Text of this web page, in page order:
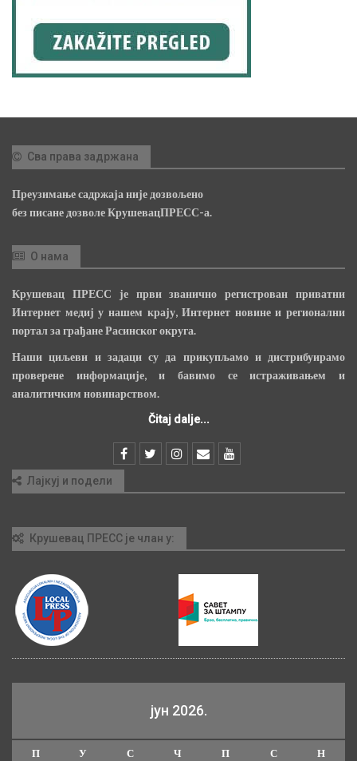
Сва права задржана
Преузимање садржаја није дозвољено
без писане дозволе КрушевацПРЕСС-а.
О нама
Крушевац ПРЕСС је први званично регистрован приватни
Интернет медиј у нашем крају, Интернет новине и регионални
портал за грађане Расинског округа.
Наши циљеви и задаци су да прикупљамо и дистрибуирамо
проверене информације, и бавимо се истраживањем и
аналитичким новинарством.
Čitaj dalje...
Лајкуј и подели
Крушевац ПРЕСС је члан у:
јун 2026.
П У С Ч П С Н